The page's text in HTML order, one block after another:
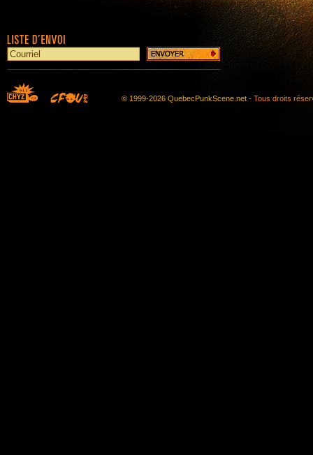
© 1999-2026 QuebecPunkScene.net - Tous droits